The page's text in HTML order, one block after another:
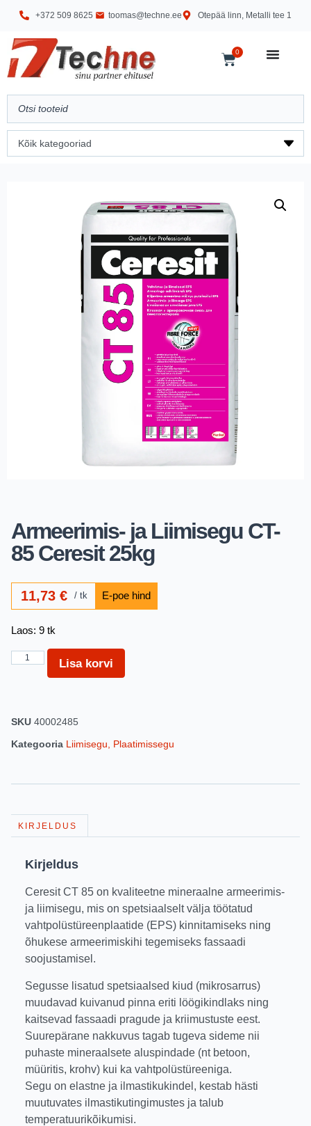
+372 509 8625 toomas@techne.ee Otepää linn, Metalli tee 1
0
Armeerimis- ja Liimisegu CT-
85 Ceresit 25kg
11,73€ tk
Laos: 9 tk
Lisa korvi
SKU 40002485
Kategooria Liimisegu, Plaatimissegu
KIRJELDUS
Kirjeldus
Ceresit CT 85 on kvaliteetne mineraalne armeerimis-
ja liimisegu, mis on spetsiaalselt välja töötatud
vahtpolüstüreenplaatide (EPS) kinnitamiseks ning
õhukese armeerimiskihi tegemiseks fassaadi
soojustamisel.
Segusse lisatud spetsiaalsed kiud (mikrosarrus)
muudavad kuivanud pinna eriti löögikindlaks ning
kaitsevad fassaadi pragude ja kriimustuste eest.
Suurepärane nakkuvus tagab tugeva sideme nii
puhaste mineraalsete aluspindade (nt betoon,
müüritis, krohv) kui ka vahtpolüstüreeniga.
Segu on elastne ja ilmastikukindel, kestab hästi
muutuvates ilmastikutingimustes ja talub
temperatuurikõikumisi.